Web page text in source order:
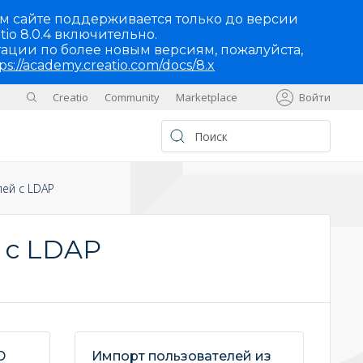
сайте поддерживается только до версии
8.0.4 включительно.
по более новым версиям, пожалуйста,
academy.creatio.com/docs/8.x
Creatio Community Marketplace Войти
с LDAP
LDAP
Импорт пользователей из